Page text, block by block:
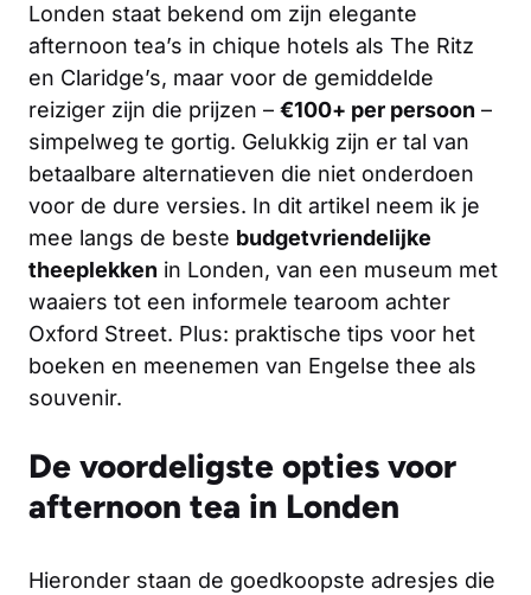
Londen staat bekend om zijn elegante
afternoon tea’s in chique hotels als The Ritz
en Claridge’s, maar voor de gemiddelde
reiziger zijn die prijzen – €100+ per persoon –
simpelweg te gortig. Gelukkig zijn er tal van
betaalbare alternatieven die niet onderdoen
voor de dure versies. In dit artikel neem ik je
mee langs de beste budgetvriendelijke
theeplekken in Londen, van een museum met
waaiers tot een informele tearoom achter
Oxford Street. Plus: praktische tips voor het
boeken en meenemen van Engelse thee als
souvenir.
De voordeligste opties voor
afternoon tea in Londen
Hieronder staan de goedkoopste adresjes die